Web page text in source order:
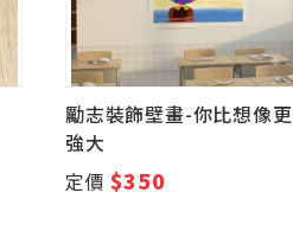
勵志裝飾壁畫-你比想像更
強大
定價$350